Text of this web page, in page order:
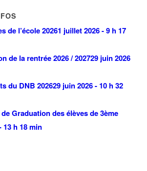
de l’école 20261 juillet 2026 - 9 h 17
de la rentrée 2026 / 202729 juin 2026
du DNB 202629 juin 2026 - 10 h 32
Graduation des élèves de 3ème
13 h 18 min